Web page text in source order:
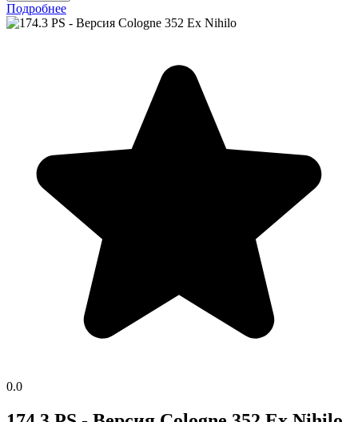
Подробнее
0.0